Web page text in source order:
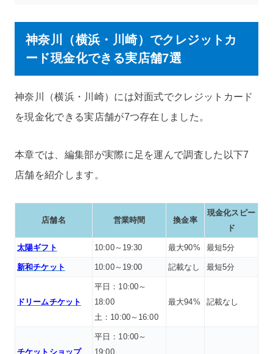
神奈川（横浜・川崎）でクレジットカ
ード現金化できる実店舗7選
神奈川（横浜・川崎）には対面式でクレジットカード
を現金化できる実店舗が7つ存在しました。
本章では、編集部が実際に足を運んで調査した以下7
店舗を紹介します。
店舗名 営業時間 換金率
現金化スピー
ド
太陽ギフト 10:00～19:30 最大90% 最短5分
新和チケット 10:00～19:00 記載なし 最短5分
ドリームチケット
平日：10:00～
18:00
土：10:00～16:00
最大94% 記載なし
チケットショップ
平日：10:00～
19:00